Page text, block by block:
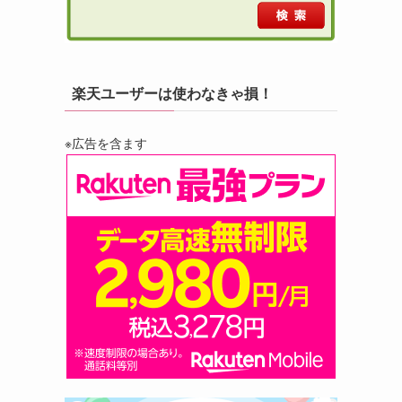
楽天ユーザーは使わなきゃ損！
※広告を含ます